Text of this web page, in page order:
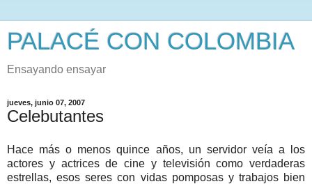
PALACÉ CON COLOMBIA
Ensayando ensayar
jueves, junio 07, 2007
Celebutantes
Hace más o menos quince años, un servidor veía a los
actores y actrices de cine y televisión como verdaderas
estrellas, esos seres con vidas pomposas y trabajos bien